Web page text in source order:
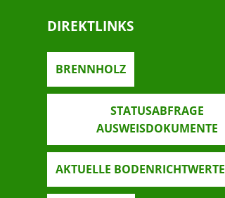
DIREKTLINKS
BRENNHOLZ
STATUSABFRAGE
AUSWEISDOKUMENTE
AKTUELLE BODENRICHTWERTE